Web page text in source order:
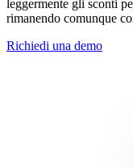
leggermente gli sconti
rimanendo comunque
Richiedi una demo